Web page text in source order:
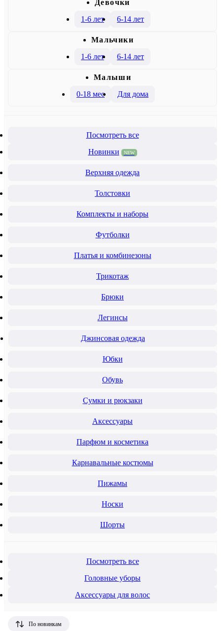
Девочки
1-6 лет
6-14 лет
Mальчики
1-6 лет
6-14 лет
Малыши
0-18 мес
Для дома
Посмотреть все
Новинки
NEW
Верхняя одежда
Толстовки
Комплекты и наборы
Футболки
Платья и комбинезоны
Трикотаж
Брюки
Легинсы
Джинсовая одежда
Юбки
Обувь
Сумки и рюкзаки
Аксессуары
Парфюм и косметика
Карнавальные костюмы
Пижамы
Носки
Шорты
Посмотреть все
Головные уборы
Аксессуары для волос
По новинкам